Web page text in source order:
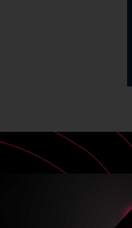
το εξωτερικό όπως
εταιρίας δεν είναι
μέσα από την
προσαρμογές για